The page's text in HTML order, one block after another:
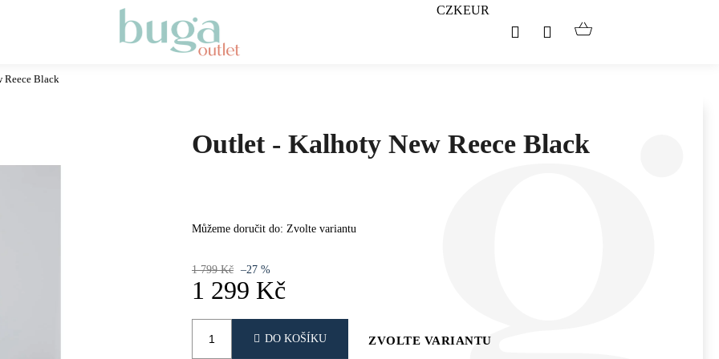
CZKEUR
Hledat PřihlášeníNákupní
Reece Black
Outlet - Kalhoty New Reece Black
Můžeme doručit do: Zvolte variantu
1 799 Kč –27 %
1 299 Kč
DO KOŠÍKU
ZVOLTE VARIANTU
Co potřebujete najít?
HLEDAT